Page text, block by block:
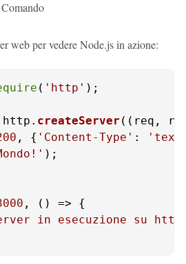
web per vedere Node.js in azione:
( 'http' );
http. createServer ( ( req,
, { 'Content-Type' :
);
, () =>
in esecuzione su